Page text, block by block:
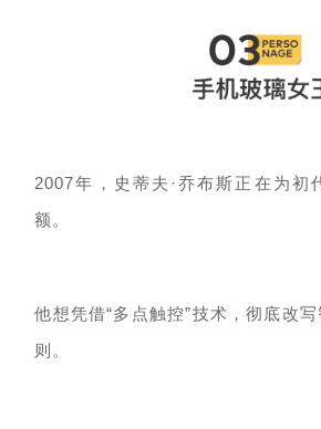
2007年， 史蒂夫 ·乔布斯正在为初
额。
他想凭借“多点触控”技术，彻底改
则。